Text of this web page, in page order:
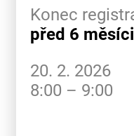
Konec
před 6 měsíci
20. 2. 2026
8:00 – 9:00